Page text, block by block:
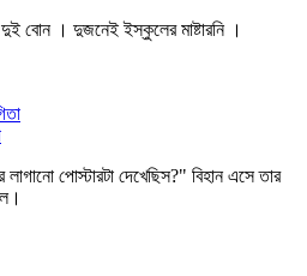
বোন । দুজনেই ইস্কুলের মাষ্টারনি ।
পোস্টারটা দেখেছিস?" বিহান এসে তার